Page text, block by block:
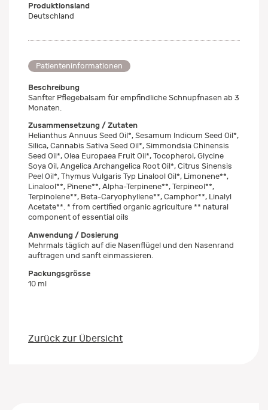
Produktionsland
Deutschland
Patienteninformationen
Beschreibung
Sanfter Pflegebalsam für empfindliche Schnupfnasen ab 3
Monaten.
Zusammensetzung / Zutaten
Helianthus Annuus Seed Oil*, Sesamum Indicum Seed Oil*,
Silica, Cannabis Sativa Seed Oil*, Simmondsia Chinensis
Seed Oil*, Olea Europaea Fruit Oil*, Tocopherol, Glycine
Soya Oil, Angelica Archangelica Root Oil*, Citrus Sinensis
Peel Oil*, Thymus Vulgaris Typ Linalool Oil*, Limonene**,
Linalool**, Pinene**, Alpha-Terpinene**, Terpineol**,
Terpinolene**, Beta-Caryophyllene**, Camphor**, Linalyl
Acetate**. * from certified organic agriculture ** natural
component of essential oils
Anwendung / Dosierung
Mehrmals täglich auf die Nasenflügel und den Nasenrand
auftragen und sanft einmassieren.
Packungsgrösse
10 ml
Zurück zur Übersicht